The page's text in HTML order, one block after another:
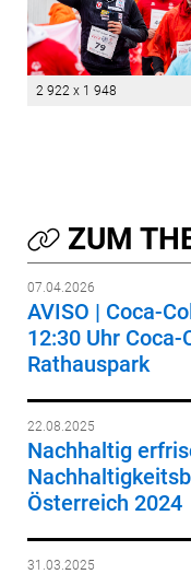
2 922 x 1 948
ZUM
07.04.2026
AVISO | Coca-
12:30 Uhr
Rathauspark
22.08.2025
Nachhaltig
Österreich 2024
31.03.2025